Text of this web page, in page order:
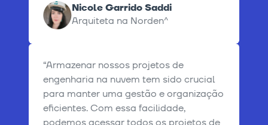
Nicole Garrido Saddi
Arquiteta na Norden^
“Armazenar nossos projetos de
engenharia na nuvem tem sido crucial
para manter uma gestão e organização
eficientes. Com essa facilidade,